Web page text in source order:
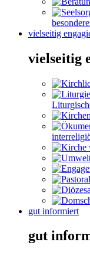
vielseitig
vielseitig
gut informiert
gut